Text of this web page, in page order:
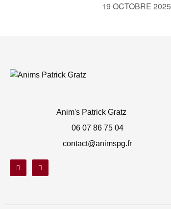
19 OCTOBRE 2025
Anim's Patrick Gratz
06 07 86 75 04
contact@animspg.fr